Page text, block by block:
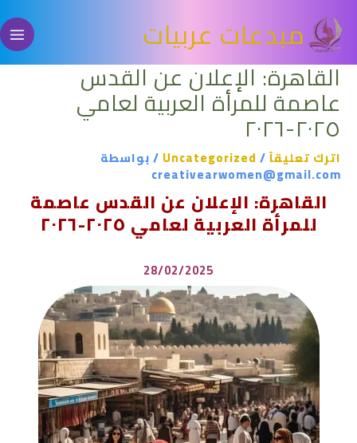
إلى
المحتوىمبدعات عربيات
القاهرة: الإعلان عن القدس
عاصمة للمرأة العربية لعامي
٢٠٢٥-٢٠٢٦
اترك تعليقاً/
Uncategorized / بواسطة
creativearwomen@gmail.com
القاهرة: الإعلان عن القدس عاصمة
للمرأة العربية لعامي ٢٠٢٥-٢٠٢٦
28/02/2025